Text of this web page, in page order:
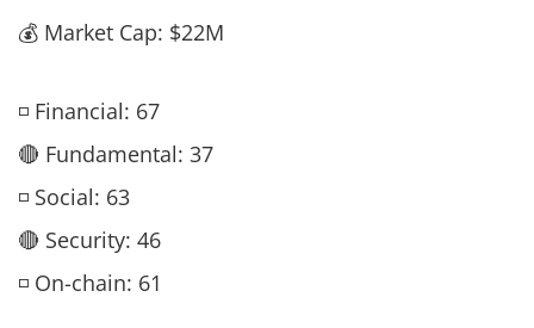
💰 Market Cap: $22M
◽ Financial: 67
🔴 Fundamental: 37
◽ Social: 63
🔴 Security: 46
◽ On-chain: 61